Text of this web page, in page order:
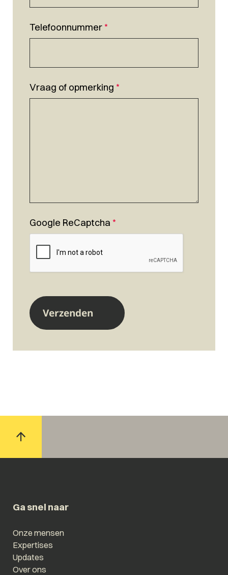
Telefoonnummer*
Vraag of opmerking *
Google ReCaptcha *
Ga snel naar
Onze mensen
Expertises
Updates
Over ons